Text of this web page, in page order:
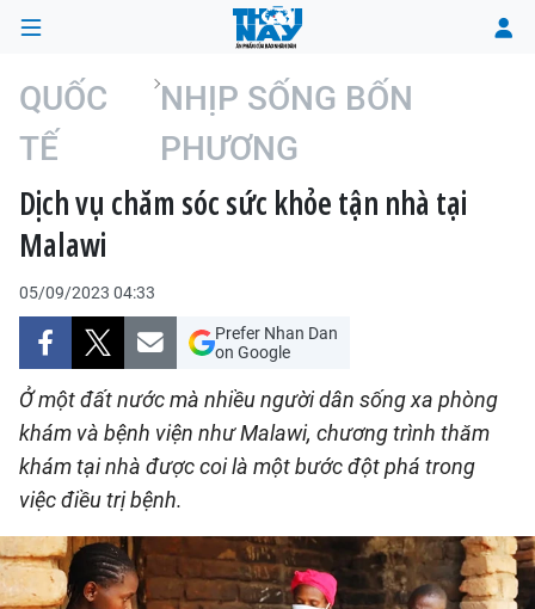
TRANG CHỦ
THỜI SỰ
XÃ HỘI
KINH TẾ
VĂN HÓA - VĂN NGHỆ
QUỐC TẾ
QUỐC
TẾ
NHỊP SỐNG BỐN
PHƯƠNG
Dịch vụ chăm sóc sức khỏe tận nhà tại
Malawi
05/09/2023 04:33
Prefer Nhan Dan
on Google
Ở một đất nước mà nhiều người dân sống xa phòng
khám và bệnh viện như Malawi, chương trình thăm
khám tại nhà được coi là một bước đột phá trong
việc điều trị bệnh.